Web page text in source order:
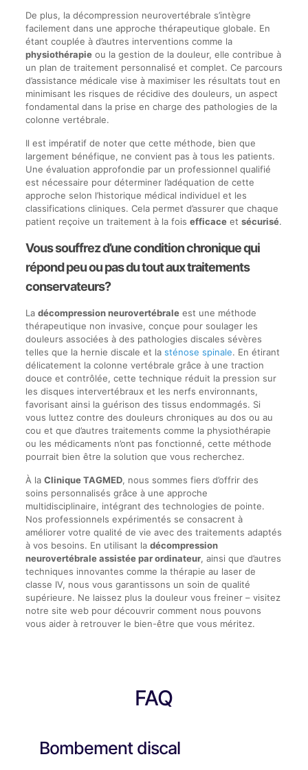
De plus, la décompression neurovertébrale s’intègre
facilement dans une approche thérapeutique globale. En
étant couplée à d’autres interventions comme la
physiothérapieou la gestion de la douleur, elle contribue à
un plan de traitement personnalisé et complet. Ce parcours
d’assistance médicale vise à maximiser les résultats tout en
minimisant les risques de récidive des douleurs, un aspect
fondamental dans la prise en charge des pathologies de la
colonne vertébrale.
Il est impératif de noter que cette méthode, bien que
largement bénéfique, ne convient pas à tous les patients.
Une évaluation approfondie par un professionnel qualifié
est nécessaire pour déterminer l’adéquation de cette
approche selon l’historique médical individuel et les
classifications cliniques. Cela permet d’assurer que chaque
patient reçoive un traitement à la fois efficaceet sécurisé.
Vous souffrez d’une condition chronique qui
répond peu ou pas du tout aux traitements
conservateurs?
La décompression neurovertébraleest une méthode
thérapeutique non invasive, conçue pour soulager les
douleurs associées à des pathologies discales sévères
telles que la hernie discale et la sténose spinale. En étirant
délicatement la colonne vertébrale grâce à une traction
douce et contrôlée, cette technique réduit la pression sur
les disques intervertébraux et les nerfs environnants,
favorisant ainsi la guérison des tissus endommagés. Si
vous luttez contre des douleurs chroniques au dos ou au
cou et que d’autres traitements comme la physiothérapie
ou les médicaments n’ont pas fonctionné, cette méthode
pourrait bien être la solution que vous recherchez.
À la Clinique TAGMED, nous sommes fiers d’offrir des
soins personnalisés grâce à une approche
multidisciplinaire, intégrant des technologies de pointe.
Nos professionnels expérimentés se consacrent à
améliorer votre qualité de vie avec des traitements adaptés
à vos besoins. En utilisant la décompression
neurovertébrale assistée par ordinateur, ainsi que d’autres
techniques innovantes comme la thérapie au laser de
classe IV, nous vous garantissons un soin de qualité
supérieure. Ne laissez plus la douleur vous freiner – visitez
notre site web pour découvrir comment nous pouvons
vous aider à retrouver le bien-être que vous méritez.
FAQ
Bombement discal